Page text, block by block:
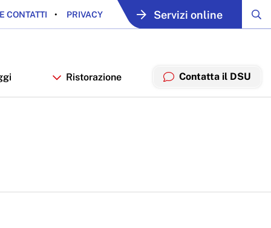
CONTATTI PRIVACY Servizi online
Ristorazione Contatta il DSU